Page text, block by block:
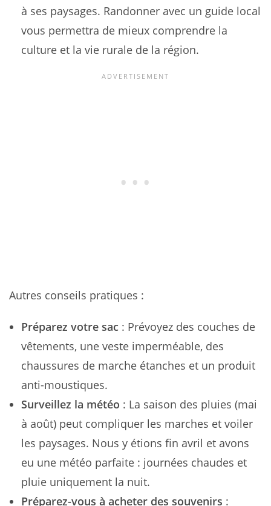
à ses paysages. Randonner avec un guide local
vous permettra de mieux comprendre la
culture et la vie rurale de la région.
Autres conseils pratiques :
Préparez votre sac : Prévoyez des couches de
vêtements, une veste imperméable, des
chaussures de marche étanches et un produit
anti-moustiques.
Surveillez la météo : La saison des pluies (mai
à août) peut compliquer les marches et voiler
les paysages. Nous y étions fin avril et avons
eu une météo parfaite : journées chaudes et
pluie uniquement la nuit.
Préparez-vous à acheter des souvenirs :